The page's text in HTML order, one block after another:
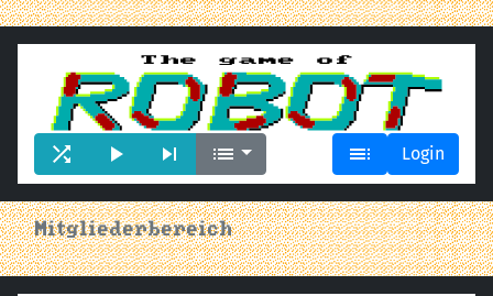
     Login
Mitgliederbereich